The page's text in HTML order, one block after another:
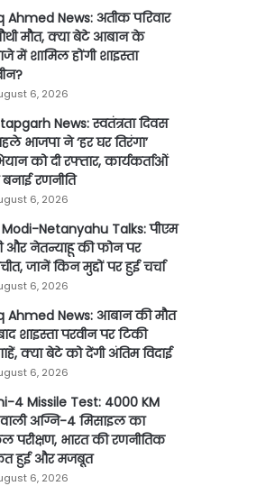
Ahmed News: अतीक परिवार
मौत, क्या बेटे आबान के
में शामिल होंगी शाइस्ता
6, 2026
News: स्वतंत्रता दिवस
भाजपा ने ‘हर घर तिरंगा’
को दी रफ्तार, कार्यकर्ताओं
रणनीति
6, 2026
Modi-Netanyahu Talks: पीएम
और नेतन्याहू की फोन पर
जानें किन मुद्दों पर हुई चर्चा
6, 2026
Ahmed News: आबान की मौत
शाइस्ता परवीन पर टिकी
क्या बेटे को देंगी अंतिम विदाई
6, 2026
4 Missile Test: 4000 KM
अग्नि-4 मिसाइल का
परीक्षण, भारत की रणनीतिक
हुई और मजबूत
6, 2026